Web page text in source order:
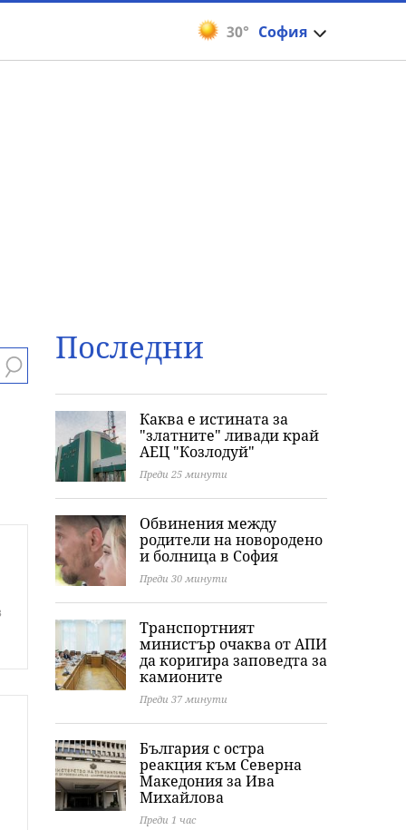
30° София
Последни
Каква е истината за
"златните" ливади край
АЕЦ "Козлодуй"
Преди 25 минути
Обвинения между
родители на новородено
и болница в София
Преди 30 минути
Транспортният
министър очаква от АПИ
да коригира заповедта за
камионите
Преди 37 минути
България с остра
реакция към Северна
Македония за Ива
Михайлова
Преди 1 час